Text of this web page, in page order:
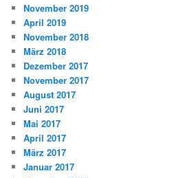
November 2019
April 2019
November 2018
März 2018
Dezember 2017
November 2017
August 2017
Juni 2017
Mai 2017
April 2017
März 2017
Januar 2017